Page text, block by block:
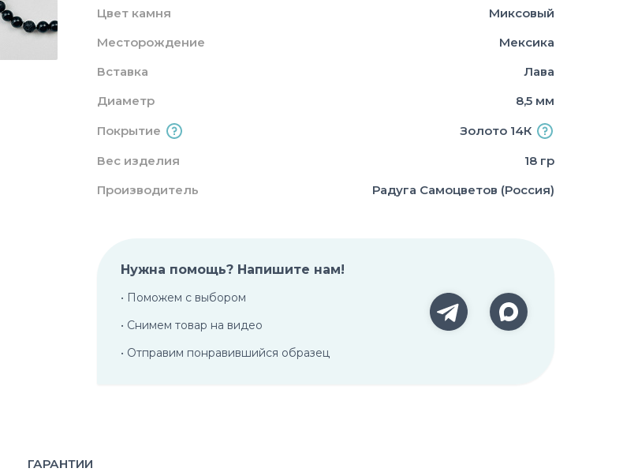
Цвет камня
Миксовый
Месторождение
Мексика
Вставка
Лава
Диаметр
8,5 мм
Покрытие
Золото 14К
Вес изделия
18 гр
Производитель
Радуга Самоцветов (Россия)
Нужна помощь? Напишите нам!
• Поможем с выбором
• Снимем товар на видео
• Отправим понравившийся образец
ГАРАНТИИ